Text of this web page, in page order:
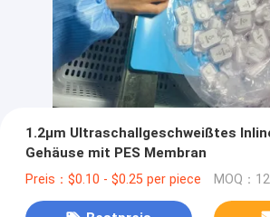
1.2μm Ultraschallgeschweißtes
Gehäuse mit PES Membran
Preis：$0.10 - $0.25 per piece MOQ：